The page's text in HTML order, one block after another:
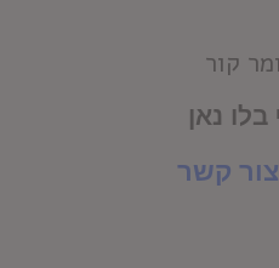
קור
נאן
צור קשר